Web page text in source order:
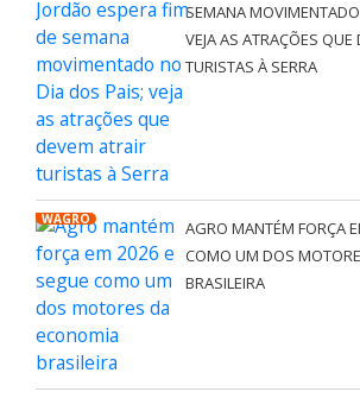
SEMANA
VEJA AS ATRAÇÕES QUE
TURISTAS À SERRA
WAGRO
AGRO MANTÉM FORÇA
COMO UM DOS
BRASILEIRA